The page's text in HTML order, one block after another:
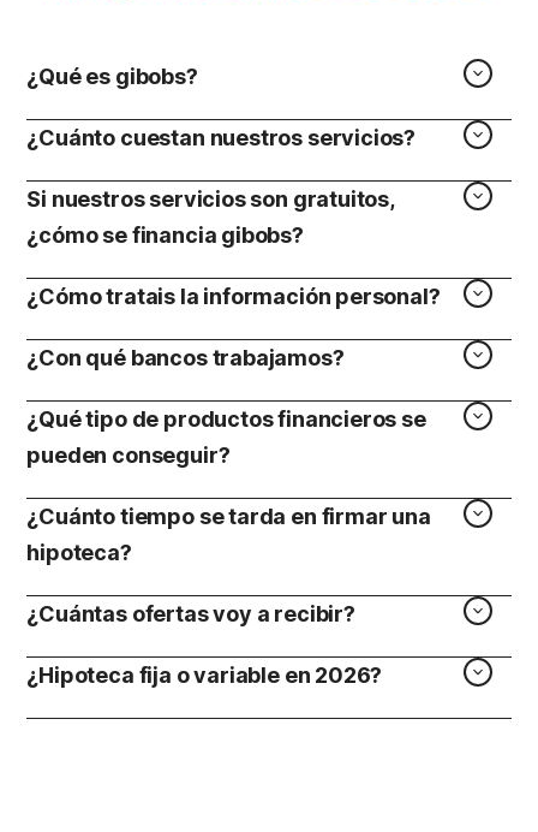
¿Qué es gibobs?
¿Cuánto cuestan nuestros servicios?
Si nuestros servicios son gratuitos,
¿cómo se financia gibobs?
¿Cómo tratais la información personal?
¿Con qué bancos trabajamos?
¿Qué tipo de productos financieros se
pueden conseguir?
¿Cuánto tiempo se tarda en firmar una
hipoteca?
¿Cuántas ofertas voy a recibir?
¿Hipoteca fija o variable en 2026?